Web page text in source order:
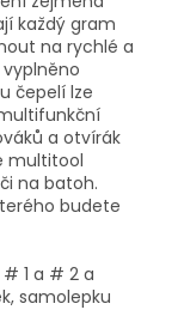
každý gram
na rychlé a
čepelí lze
a otvírák
multitool
na batoh.
budete
1 a # 2 a
samolepku